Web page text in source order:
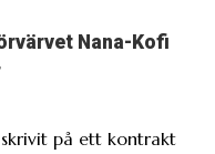
Nana-Kofi
skrivit på ett kontrakt